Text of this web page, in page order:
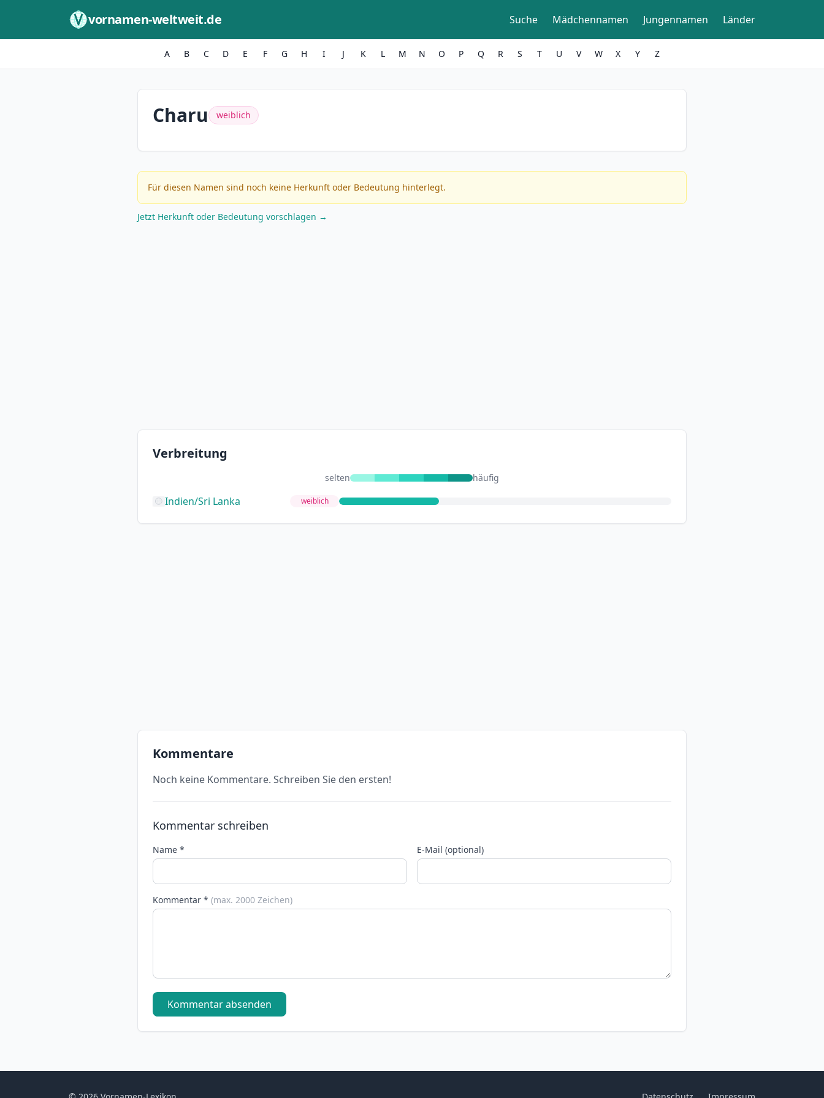
vornamen-weltweit.de Suche Mädchennamen Jungennamen Länder
A B C D E F G H I J K L M N O P Q R S T U V W X Y Z
Charu weiblich
Für diesen Namen sind noch keine Herkunft oder Bedeutung hinterlegt.
Jetzt Herkunft oder Bedeutung vorschlagen →
Verbreitung
selten häufig
Indien/Sri Lanka weiblich
Kommentare
Noch keine Kommentare. Schreiben Sie den ersten!
Kommentar schreiben
Name * E-Mail (optional)
Kommentar * (max. 2000 Zeichen)
Kommentar absenden